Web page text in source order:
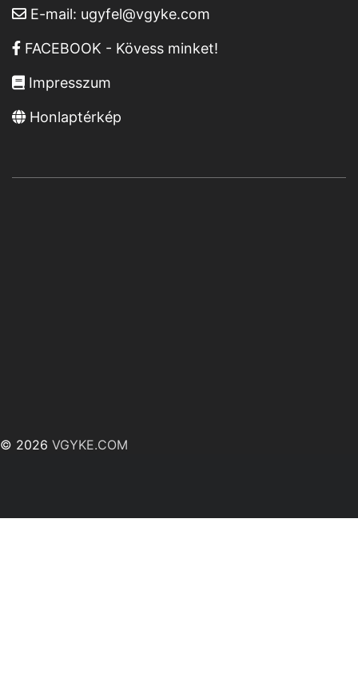
E-mail: ugyfel@vgyke.com
FACEBOOK - Kövess minket!
Impresszum
Honlaptérkép
© 2026 VGYKE.COM